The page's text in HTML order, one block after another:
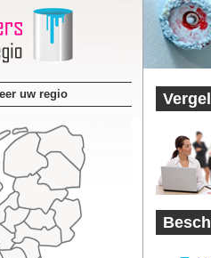
uw regio